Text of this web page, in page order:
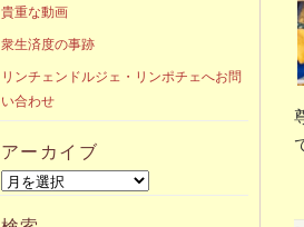
貴重な動画
衆生済度の事跡
リンチェンドルジェ・リンポチェへお問
い合わせ
アーカイブ